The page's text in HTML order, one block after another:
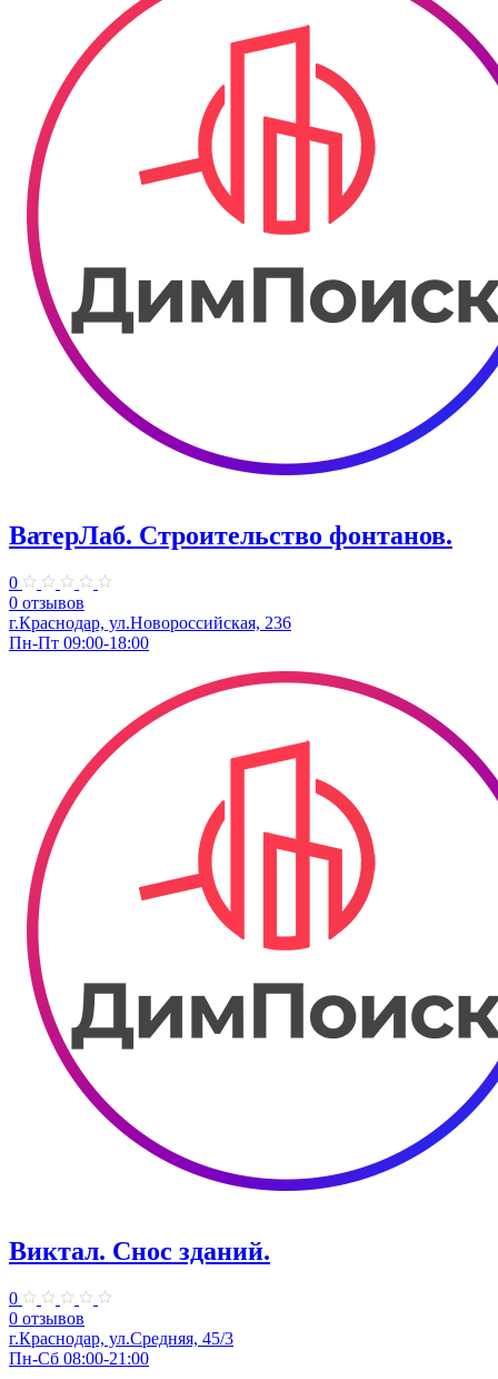
ВатерЛаб. Строительство фонтанов.
0
0 отзывов
г.Краснодар, ул.Новороссийская, 236
Пн-Пт 09:00-18:00
Виктал. Снос зданий.
0
0 отзывов
г.Краснодар, ул.Средняя, 45/3
Пн-Сб 08:00-21:00